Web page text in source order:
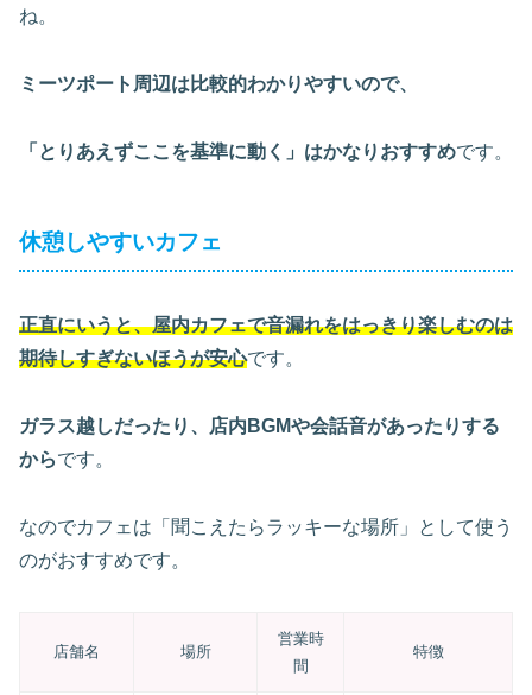
ね。
ミーツポート周辺は比較的わかりやすいので、
「とりあえずここを基準に動く」はかなりおすすめです。
休憩しやすいカフェ
正直にいうと、屋内カフェで音漏れをはっきり楽しむのは
期待しすぎないほうが安心です。
ガラス越しだったり、店内BGMや会話音があったりする
からです。
なのでカフェは「聞こえたらラッキーな場所」として使う
のがおすすめです。
店舗名 場所
営業時
間
特徴